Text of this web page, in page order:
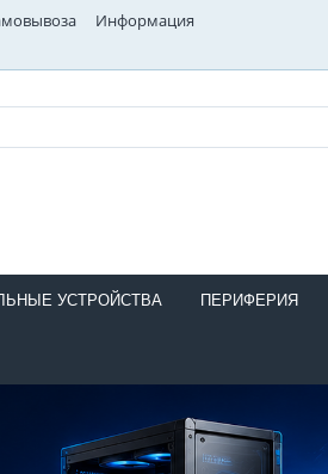
Информация
УСТРОЙСТВА ПЕРИФЕРИЯ